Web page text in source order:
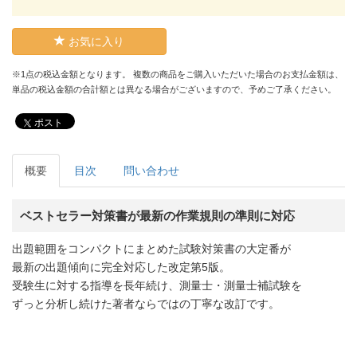
お気に入り
※1点の税込金額となります。 複数の商品をご購入いただいた場合のお支払金額は、
単品の税込金額の合計額とは異なる場合がございますので、予めご了承ください。
ポスト
概要 目次 問い合わせ
ベストセラー対策書が最新の作業規則の準則に対応
出題範囲をコンパクトにまとめた試験対策書の大定番が
最新の出題傾向に完全対応した改定第5版。
受験生に対する指導を長年続け、測量士・測量士補試験を
ずっと分析し続けた著者ならではの丁寧な改訂です。